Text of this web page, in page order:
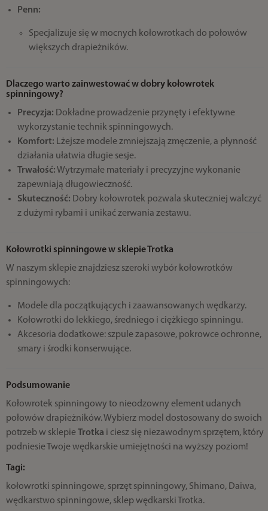
Penn:
Specjalizuje się w mocnych kołowrotkach do połowów
większych drapieżników.
Dlaczego warto zainwestować w dobry kołowrotek
spinningowy?
Precyzja: Dokładne prowadzenie przynęty i efektywne
wykorzystanie technik spinningowych.
Komfort: Lżejsze modele zmniejszają zmęczenie, a płynność
działania ułatwia długie sesje.
Trwałość:Wytrzymałe materiały i precyzyjne wykonanie
zapewniają długowieczność.
Skuteczność: Dobry kołowrotek pozwala skuteczniej walczyć
z dużymi rybami i unikać zerwania zestawu.
Kołowrotki spinningowe w sklepie Trotka
W naszym sklepie znajdziesz szeroki wybór kołowrotków
spinningowych:
Modele dla początkujących i zaawansowanych wędkarzy.
Kołowrotki do lekkiego, średniego i ciężkiego spinningu.
Akcesoria dodatkowe: szpule zapasowe, pokrowce ochronne,
smary i środki konserwujące.
Podsumowanie
Kołowrotek spinningowy to nieodzowny element udanych
połowów drapieżników. Wybierz model dostosowany do swoich
potrzeb w sklepieTrotka i ciesz się niezawodnym sprzętem, który
podniesie Twoje wędkarskie umiejętności na wyższy poziom!
Tagi:
kołowrotki spinningowe, sprzęt spinningowy, Shimano, Daiwa,
wędkarstwo spinningowe, sklep wędkarski Trotka.